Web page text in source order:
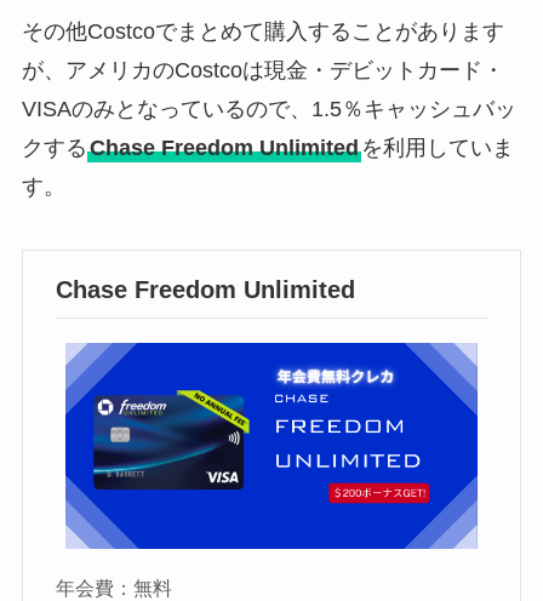
その他Costcoでまとめて購入することがあります
が、アメリカのCostcoは現金・デビットカード・
VISAのみとなっているので、1.5％キャッシュバッ
クするChase Freedom Unlimitedを利用していま
す。
Chase Freedom Unlimited
年会費：無料